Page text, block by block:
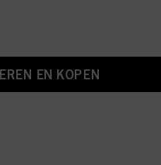
EN KOPEN